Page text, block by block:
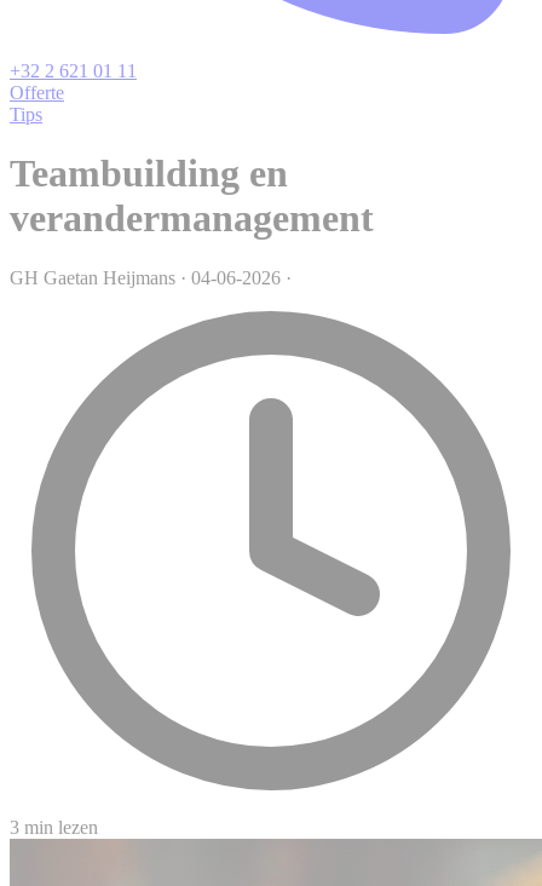
+32 2 621 01 11
Offerte
Tips
Teambuilding en
verandermanagement
GH Gaetan Heijmans · 04-06-2026 ·
3 min lezen